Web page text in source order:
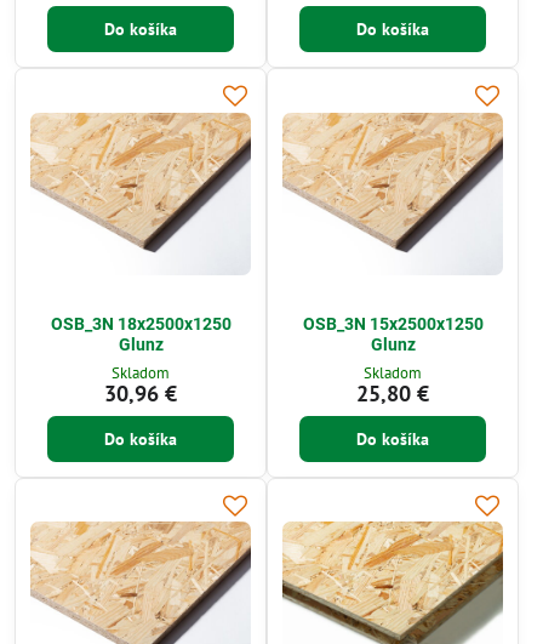
Do košíka Do košíka
OSB_3N 18x2500x1250
Glunz
Skladom
30,96 €
Do košíka
OSB_3N 15x2500x1250
Glunz
Skladom
25,80 €
Do košíka